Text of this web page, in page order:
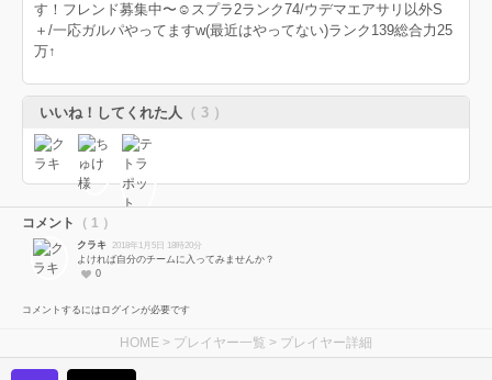
す！フレンド募集中〜☺スプラ2ランク74/ウデマエアサリ以外S
＋/一応ガルパやってますw(最近はやってない)ランク139総合力25
万↑
いいね！してくれた人 （ 3 ）
コメント （ 1 ）
クラキ 2018年1月5日 18時20分
よければ自分のチームに入ってみませんか？
0
コメントするにはログインが必要です
HOME > プレイヤー一覧 > プレイヤー詳細